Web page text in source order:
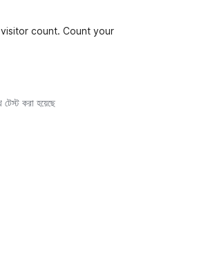
count. Count your
করা হয়েছে